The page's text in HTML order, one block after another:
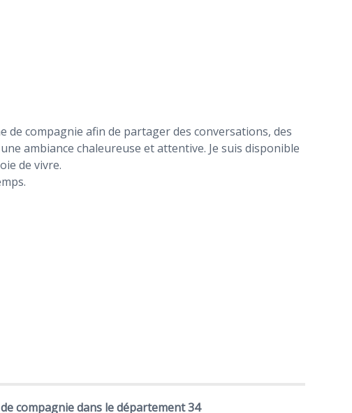
de compagnie afin de partager des conversations, des
ambiance chaleureuse et attentive. Je suis disponible
de vivre.
compagnie dans le département 34